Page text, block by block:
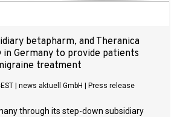
betapharm, and Theranica
Germany to provide patients
treatment
news aktuell GmbH Press release
through its step-down subsidiary